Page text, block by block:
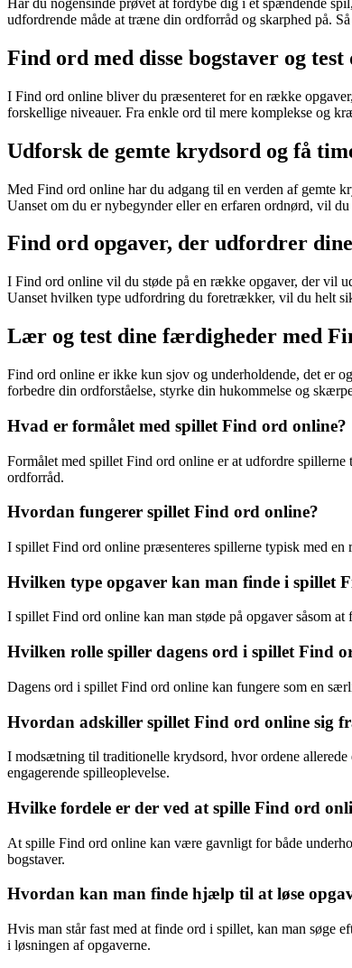
udfordrende måde at træne din ordforråd og skarphed på.
Find ord med disse bogstaver og test
I Find ord online bliver du præsenteret for en række
forskellige niveauer. Fra enkle ord til mere komplekse og
Udforsk de gemte krydsord og få
Med Find ord online har du adgang til en verden af gemte
Uanset om du er nybegynder eller en erfaren ordnørd, vil
Find ord opgaver, der udfordrer
I Find ord online vil du støde på en række opgaver, der vil
Uanset hvilken type udfordring du foretrækker, vil du helt
Lær og test dine færdigheder med
Find ord online er ikke kun sjov og underholdende, det er
forbedre din ordforståelse, styrke din hukommelse og
Hvad er formålet med spillet Find ord online?
Formålet med spillet Find ord online er at udfordre
ordforråd.
Hvordan fungerer spillet Find ord online?
I spillet Find ord online præsenteres spillerne typisk med
Hvilken type opgaver kan man finde i spillet
I spillet Find ord online kan man støde på opgaver såsom
Hvilken rolle spiller dagens ord i spillet Find
Dagens ord i spillet Find ord online kan fungere som en
Hvordan adskiller spillet Find ord online sig
I modsætning til traditionelle krydsord, hvor ordene
engagerende spilleoplevelse.
Hvilke fordele er der ved at spille Find ord
At spille Find ord online kan være gavnligt for både
bogstaver.
Hvordan kan man finde hjælp til at løse
Hvis man står fast med at finde ord i spillet, kan man søge
i løsningen af opgaverne.